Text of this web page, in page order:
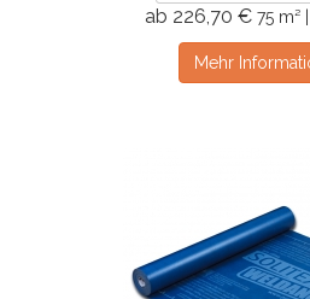
ab 226,70 € 75 m²
Mehr